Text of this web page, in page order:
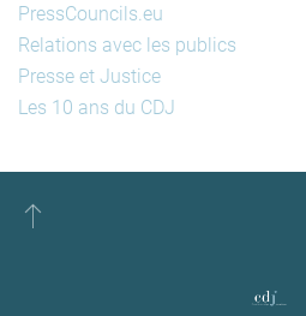
PressCouncils.eu
Relations avec les publics
Presse et Justice
Les 10 ans du CDJ